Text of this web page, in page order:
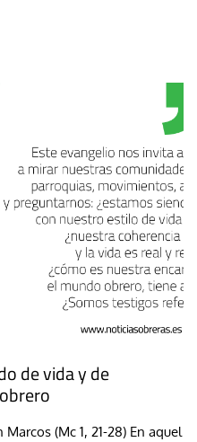
de vida y de
(Mc 1, 21-28) En aquel